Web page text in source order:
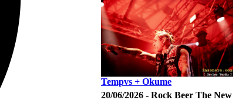
Tempvs + Okume
20/06/2026 - Rock Beer The New